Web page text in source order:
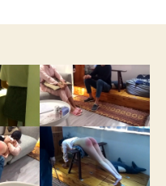
汉
责
杨
桃
出
轨
修